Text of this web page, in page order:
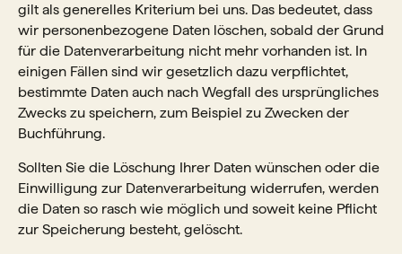
gilt als generelles Kriterium bei uns. Das bedeutet, dass
wir personenbezogene Daten löschen, sobald der Grund
für die Datenverarbeitung nicht mehr vorhanden ist. In
einigen Fällen sind wir gesetzlich dazu verpflichtet,
bestimmte Daten auch nach Wegfall des ursprüngliches
Zwecks zu speichern, zum Beispiel zu Zwecken der
Buchführung.
Sollten Sie die Löschung Ihrer Daten wünschen oder die
Einwilligung zur Datenverarbeitung widerrufen, werden
die Daten so rasch wie möglich und soweit keine Pflicht
zur Speicherung besteht, gelöscht.